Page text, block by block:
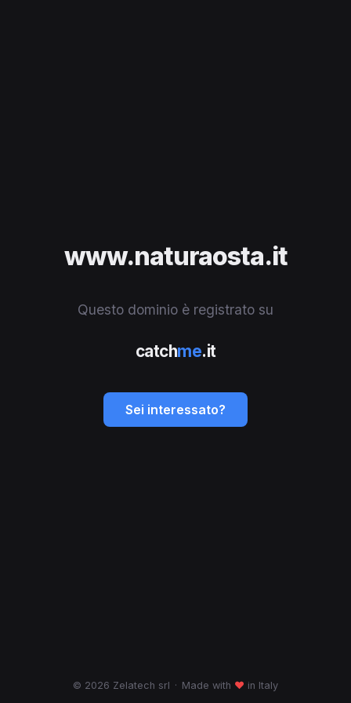
www.naturaosta.it
Questo dominio è registrato su
catchme.it
Sei interessato?
© 2026 Zelatech srl · Made with ♥ in Italy